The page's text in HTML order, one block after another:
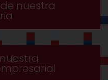
nuestra